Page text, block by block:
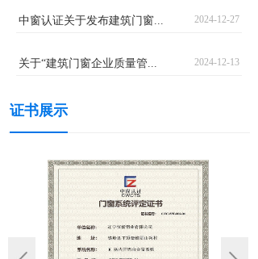
中窗认证关于发布建筑门窗... 2024-12-27
关于“建筑门窗企业质量管... 2024-12-13
证书展示